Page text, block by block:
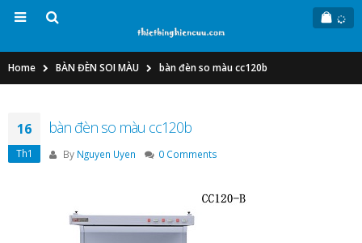
Home BÀN ĐÈN SOI MÀU bàn đèn so màu cc120b
16
Th1
bàn đèn so màu cc120b
By Nguyen Uyen 0 Comments